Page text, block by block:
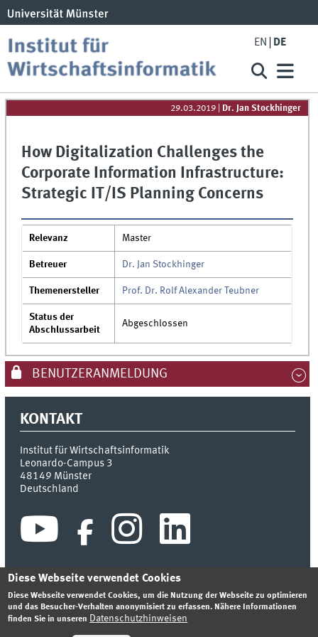
EN DE
29.03.2019 Dr. Jan Stockhinger
How Digitalization Challenges the
Corporate Information Infrastructure:
Strategic IT/IS Planning Concerns
Relevanz Master
Betreuer Dr. Jan Stockhinger
Themenersteller Prof. Dr. Rolf Alexander Teubner
Status der
Abschlussarbeit
Abgeschlossen
BENUTZERANMELDUNG
KONTAKT
Institut für Wirtschaftsinformatik
Leonardo-Campus 3
48149 Münster
Deutschland
INDEX SITEMAP KONTAKT ANMELDEN
IMPRESSUM
DATENSCHUTZHINWEIS
Diese Webseite verwendet Cookies
Diese Webseite verwendet Cookies, um die Nutzung der Webseite zu optimieren
und das Besucher-Verhalten anonymisiert zu erfassen. Nähere Informationen
finden Sie in unseren Datenschutzhinweisen